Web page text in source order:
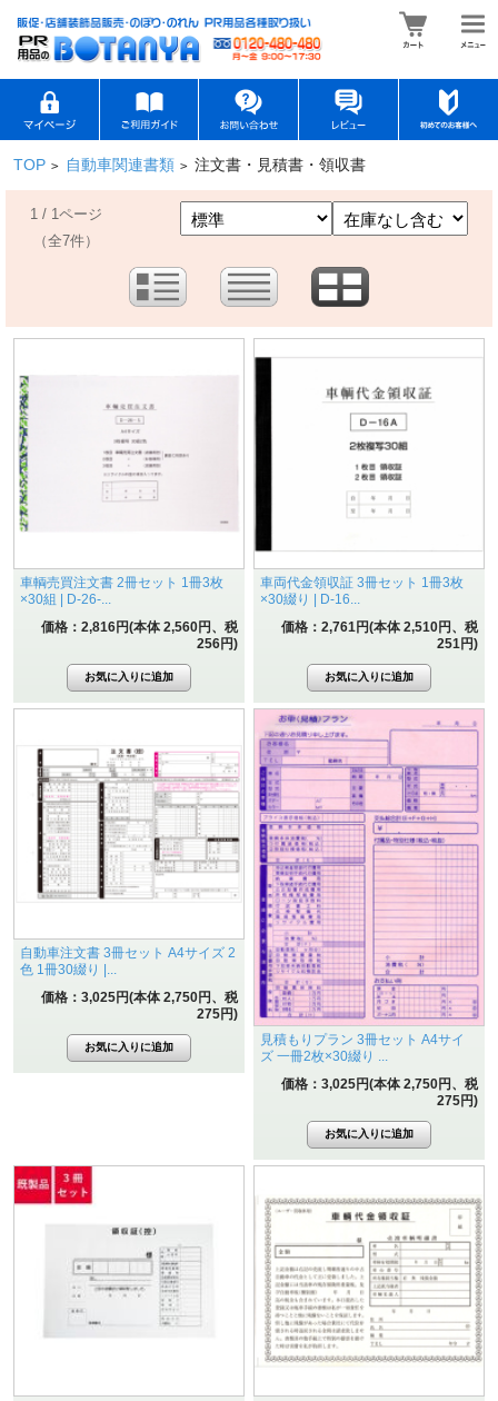
TOP > 自動車関連書類 > 注文書・見積書・領収書
1 / 1ページ
（全7件）
車輌売買注文書 2冊セット 1冊3枚
×30組 | D-26-...
価格：2,816円(本体 2,560円、税
256円)
車両代金領収証 3冊セット 1冊3枚
×30綴り | D-16...
価格：2,761円(本体 2,510円、税
251円)
自動車注文書 3冊セット A4サイズ 2
色 1冊30綴り |...
価格：3,025円(本体 2,750円、税
275円)
見積もりプラン 3冊セット A4サイ
ズ 一冊2枚×30綴り ...
価格：3,025円(本体 2,750円、税
275円)